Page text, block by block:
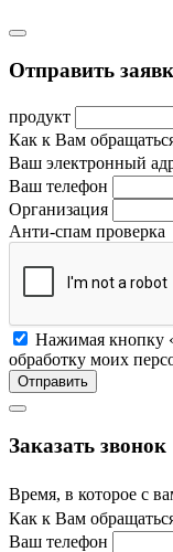
Отправить
продукт
Как к Вам
Ваш электронный
Ваш телефон
Организация
Анти-спам проверка
Нажимая кнопку
обработку моих
Отправить
Заказать звонок
Время, в которое с
Как к Вам
Ваш телефон